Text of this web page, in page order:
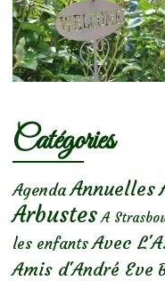
Catégories
Agenda Annuelles
Arbustes A
les enfants Avec
Amis d'André Eve